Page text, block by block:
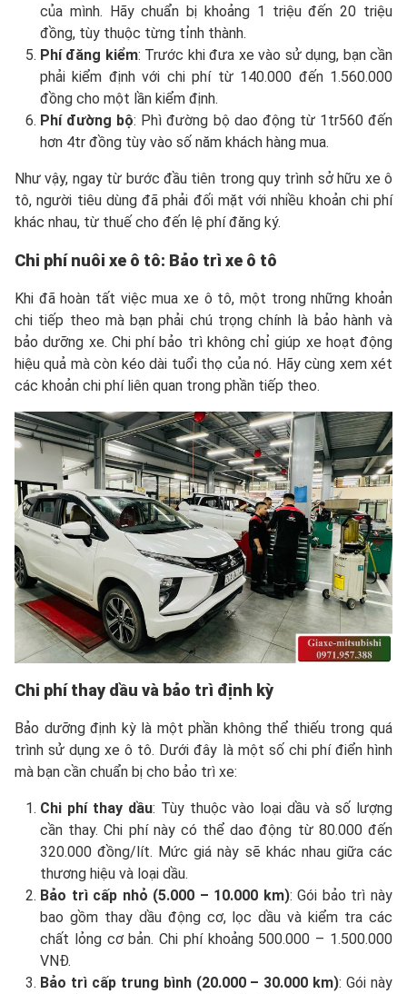
của mình. Hãy chuẩn bị khoảng 1 triệu đến 20 triệu
đồng, tùy thuộc từng tỉnh thành.
Phí đăng kiểm: Trước khi đưa xe vào sử dụng, bạn cần
phải kiểm định với chi phí từ 140.000 đến 1.560.000
đồng cho một lần kiểm định.
Phí đường bộ: Phì đường bộ dao động từ 1tr560 đến
hơn 4tr đồng tùy vào số năm khách hàng mua.
Như vậy, ngay từ bước đầu tiên trong quy trình sở hữu xe ô
tô, người tiêu dùng đã phải đối mặt với nhiều khoản chi phí
khác nhau, từ thuế cho đến lệ phí đăng ký.
Chi phí nuôi xe ô tô: Bảo trì xe ô tô
Khi đã hoàn tất việc mua xe ô tô, một trong những khoản
chi tiếp theo mà bạn phải chú trọng chính là bảo hành và
bảo dưỡng xe. Chi phí bảo trì không chỉ giúp xe hoạt động
hiệu quả mà còn kéo dài tuổi thọ của nó. Hãy cùng xem xét
các khoản chi phí liên quan trong phần tiếp theo.
Chi phí thay dầu và bảo trì định kỳ
Bảo dưỡng định kỳ là một phần không thể thiếu trong quá
trình sử dụng xe ô tô. Dưới đây là một số chi phí điển hình
mà bạn cần chuẩn bị cho bảo trì xe:
Chi phí thay dầu: Tùy thuộc vào loại dầu và số lượng
cần thay. Chi phí này có thể dao động từ 80.000 đến
320.000 đồng/lít. Mức giá này sẽ khác nhau giữa các
thương hiệu và loại dầu.
Bảo trì cấp nhỏ (5.000 – 10.000 km): Gói bảo trì này
bao gồm thay dầu động cơ, lọc dầu và kiểm tra các
chất lỏng cơ bản. Chi phí khoảng 500.000 – 1.500.000
VNĐ.
Bảo trì cấp trung bình (20.000 – 30.000 km): Gói này